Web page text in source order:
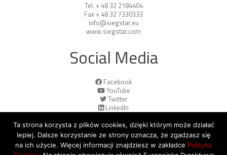
Tel. + 48 32 2184404
Fax + 48 32 7330333
info@siegstar.eu
www.siegstar.com
Social Media
Facebook
YouTube
Twitter
LinkedIn
Ta strona korzysta z plików cookies, dzięki którym może działać
lepiej. Dalsze korzystanie ze strony oznacza, że zgadzasz się
na ich użycie. Więcej informacji znajdziesz w zakładce Polityka